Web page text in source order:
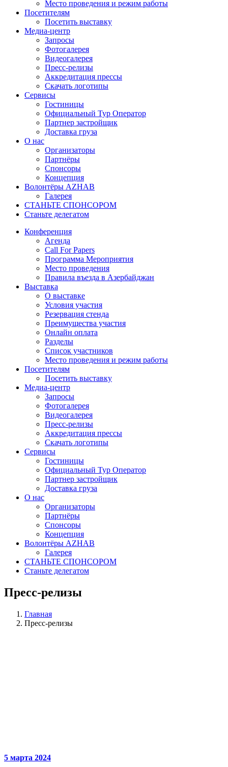
Место проведения и режим работы
Посетителям
Посетить выставку
Медиа-центр
Запросы
Фотогалерея
Видеогалерея
Пресс-релизы
Аккредитация прессы
Скачать логотипы
Сервисы
Гостиницы
Официальный Тур Оператор
Партнер застройщик
Доставка груза
О нас
Организаторы
Партнёры
Спонсоры
Концепция
Волонтёры AZHAB
Галерея
СТАНЬТЕ СПОНСОРОМ
Станьте делегатом
Конференция
Агенда
Call For Papers
Программа Мероприятия
Место проведения
Правила въезда в Азербайджан
Выставка
О выставке
Условия участия
Резервация стенда
Преимущества участия
Онлайн оплата
Разделы
Список участников
Место проведения и режим работы
Посетителям
Посетить выставку
Медиа-центр
Запросы
Фотогалерея
Видеогалерея
Пресс-релизы
Аккредитация прессы
Скачать логотипы
Сервисы
Гостиницы
Официальный Тур Оператор
Партнер застройщик
Доставка груза
О нас
Организаторы
Партнёры
Спонсоры
Концепция
Волонтёры AZHAB
Галерея
СТАНЬТЕ СПОНСОРОМ
Станьте делегатом
Пресс-релизы
Главная
Пресс-релизы
5 марта 2024